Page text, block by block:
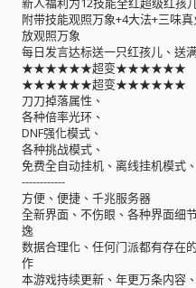
附带技能观照万象+4大法+三味
放观照万象
每日发言达标送一只红孩儿、送
★★★★★★超变★★★★★★
★★★★★★超变★★★★★★
刀刀掉落属性、
各种倍率光环、
DNF强化模式、
各种挑战模式、
免费全自动挂机、离线挂机模式
------------
方便、便捷、千兆服务器
全新界面、不伤眼、各种界面细
逸
数据合理化、任何门派都有存在
作
本游戏持续更新、年更万条内容